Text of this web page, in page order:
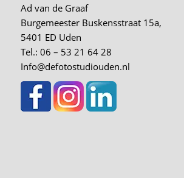
Ad van de Graaf
Burgemeester Buskensstraat 15a,
5401 ED Uden
Tel.: 06 – 53 21 64 28
Info@defotostudiouden.nl